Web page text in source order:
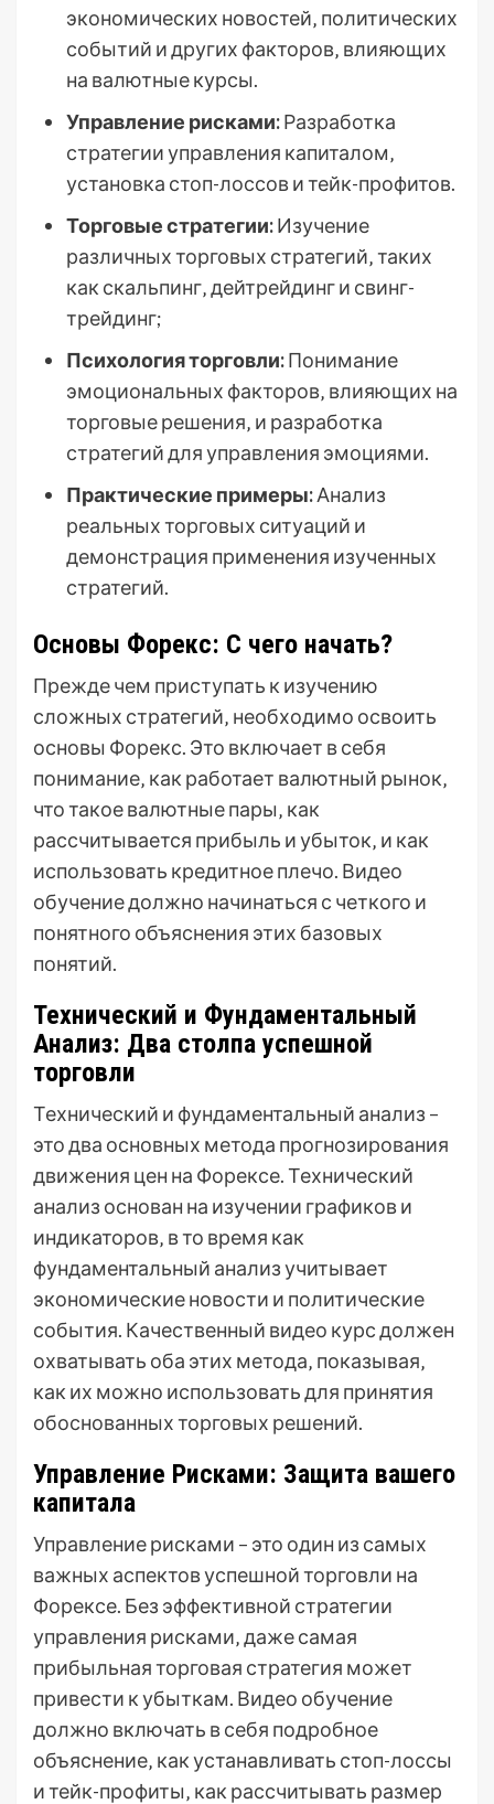
экономических новостей‚ политических
событий и других факторов‚ влияющих
на валютные курсы.
Управление рисками:Разработка
стратегии управления капиталом‚
установка стоп-лоссов и тейк-профитов.
Торговые стратегии:Изучение
различных торговых стратегий‚ таких
как скальпинг‚ дейтрейдинг и свинг-
трейдинг;
Психология торговли:Понимание
эмоциональных факторов‚ влияющих на
торговые решения‚ и разработка
стратегий для управления эмоциями.
Практические примеры:Анализ
реальных торговых ситуаций и
демонстрация применения изученных
стратегий.
Основы Форекс: С чего начать?
Прежде чем приступать к изучению
сложных стратегий‚ необходимо освоить
основы Форекс. Это включает в себя
понимание‚ как работает валютный рынок‚
что такое валютные пары‚ как
рассчитывается прибыль и убыток‚ и как
использовать кредитное плечо. Видео
обучение должно начинаться с четкого и
понятного объяснения этих базовых
понятий.
Технический и Фундаментальный
Анализ: Два столпа успешной
торговли
Технический и фундаментальный анализ –
это два основных метода прогнозирования
движения цен на Форексе. Технический
анализ основан на изучении графиков и
индикаторов‚ в то время как
фундаментальный анализ учитывает
экономические новости и политические
события. Качественный видео курс должен
охватывать оба этих метода‚ показывая‚
как их можно использовать для принятия
обоснованных торговых решений.
Управление Рисками: Защита вашего
капитала
Управление рисками – это один из самых
важных аспектов успешной торговли на
Форексе. Без эффективной стратегии
управления рисками‚ даже самая
прибыльная торговая стратегия может
привести к убыткам. Видео обучение
должно включать в себя подробное
объяснение‚ как устанавливать стоп-лоссы
и тейк-профиты‚ как рассчитывать размер